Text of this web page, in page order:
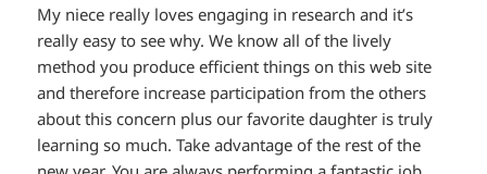
My niece really loves engaging in research and it’s
really easy to see why. We know all of the lively
method you produce efficient things on this web site
and therefore increase participation from the others
about this concern plus our favorite daughter is truly
learning so much. Take advantage of the rest of the